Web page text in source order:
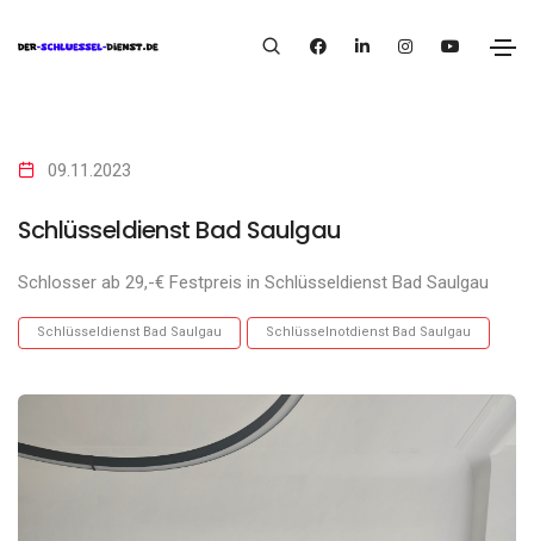
09.11.2023
Schlüsseldienst Bad Saulgau
Schlosser ab 29,-€ Festpreis in Schlüsseldienst Bad Saulgau
Schlüsseldienst Bad Saulgau Schlüsselnotdienst Bad Saulgau